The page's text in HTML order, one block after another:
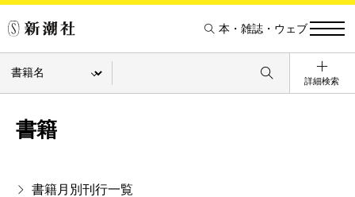
本・雑誌・ウェブ
詳細検索
書籍
書籍月別刊行一覧